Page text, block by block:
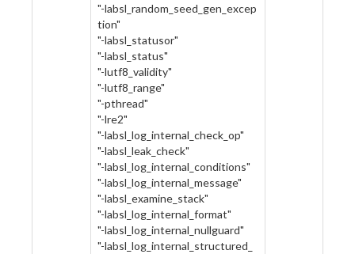
"-labsl_random_seed_gen_excep
tion"
"-labsl_statusor"
"-labsl_status"
"-lutf8_validity"
"-lutf8_range"
"-pthread"
"-lre2"
"-labsl_log_internal_check_op"
"-labsl_leak_check"
"-labsl_log_internal_conditions"
"-labsl_log_internal_message"
"-labsl_examine_stack"
"-labsl_log_internal_format"
"-labsl_log_internal_nullguard"
"-labsl_log_internal_structured_